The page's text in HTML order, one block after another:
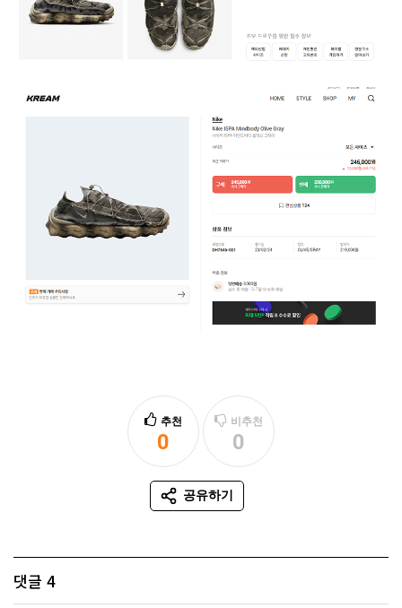
추천
0
추천
비추천
0
비추천
공유하기
SNS 공유
댓글 4